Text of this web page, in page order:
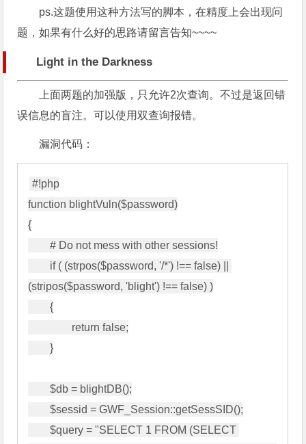
ps.这题使用这种方法写的脚本，在精度上会出现问
题，如果有什么好的思路请留言告知~~~~
Light in the Darkness
上面两题的加强版，只允许2次查询。不过是返回错
误信息的盲注。可以使用双查询报错。
漏洞代码：
#!php
function blightVuln($password)
{
        # Do not mess with other sessions!
(stripos($password, 'blight') !== false) )
        {
        }
        $db = blightDB();
        $sessid = GWF_Session::getSessSID();
        $query = "SELECT 1 FROM (SELECT